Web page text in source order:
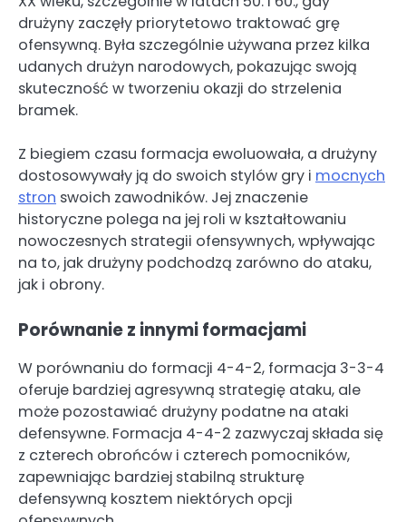
drużyny zaczęły priorytetowo traktować grę
ofensywną. Była szczególnie używana przez kilka
udanych drużyn narodowych, pokazując swoją
skuteczność w tworzeniu okazji do strzelenia
bramek.
Z biegiem czasu formacja ewoluowała, a drużyny
dostosowywały ją do swoich stylów gry i mocnych
stron swoich zawodników. Jej znaczenie
historyczne polega na jej roli w kształtowaniu
nowoczesnych strategii ofensywnych, wpływając
na to, jak drużyny podchodzą zarówno do ataku,
jak i obrony.
Porównanie z innymi formacjami
W porównaniu do formacji 4-4-2, formacja 3-3-4
oferuje bardziej agresywną strategię ataku, ale
może pozostawiać drużyny podatne na ataki
defensywne. Formacja 4-4-2 zazwyczaj składa się
z czterech obrońców i czterech pomocników,
zapewniając bardziej stabilną strukturę
defensywną kosztem niektórych opcji